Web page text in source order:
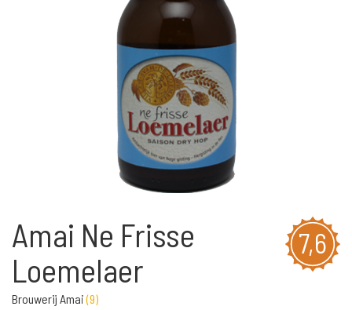
7,6
Amai Ne Frisse
Loemelaer
Brouwerij Amai(9)